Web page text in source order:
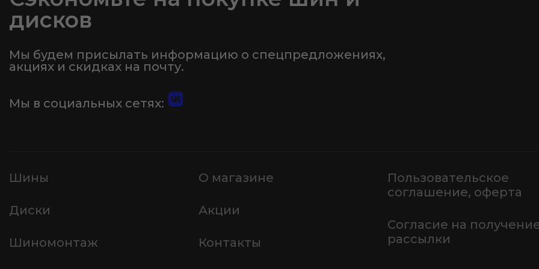
дисков
Мы будем присылать информацию о спецпредложениях,
акциях и скидках на почту.
Мы в социальных сетях:
Шины
Диски
Шиномонтаж
О магазине
Акции
Контакты
Пользовательское
соглашение, оферта
Согласие на
рассылки